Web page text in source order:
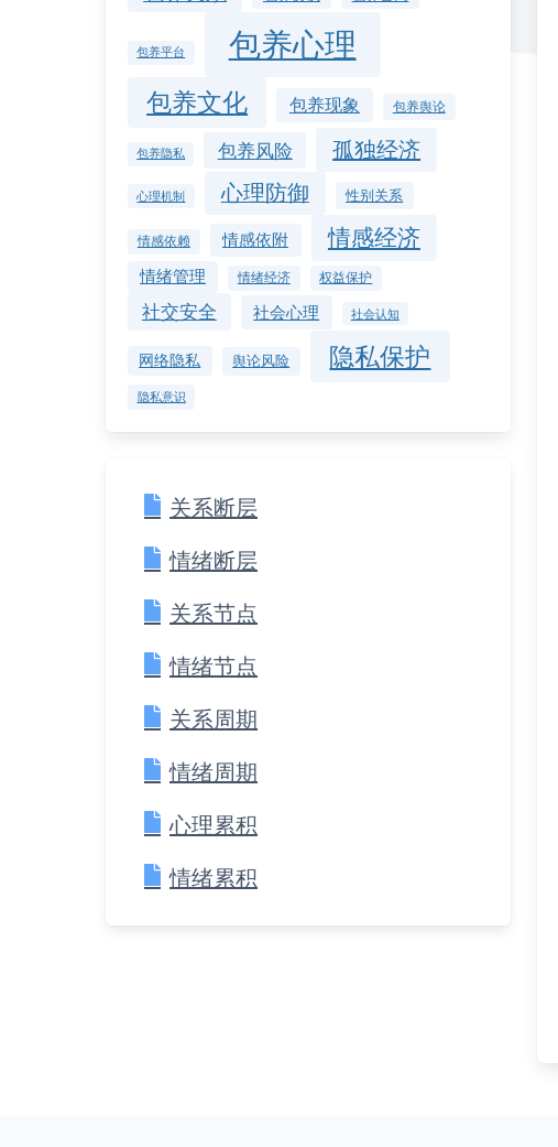
包养平台 包养心理
包养文化 包养现象 包养舆论
包养隐私 包养风险 孤独经济
心理机制 心理防御 性别关系
情感依赖 情感依附 情感经济
情绪管理 情绪经济 权益保护
社交安全 社会心理 社会认知
网络隐私 舆论风险 隐私保护
隐私意识
关系断层
情绪断层
关系节点
情绪节点
关系周期
情绪周期
心理累积
情绪累积